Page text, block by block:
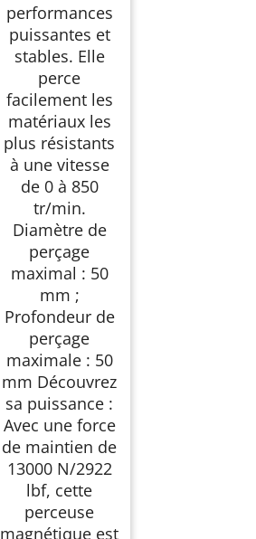
performances
puissantes et
stables. Elle
perce
facilement les
matériaux les
plus résistants
à une vitesse
de 0 à 850
tr/min.
Diamètre de
perçage
maximal : 50
mm ;
Profondeur de
perçage
maximale : 50
mm Découvrez
sa puissance :
Avec une force
de maintien de
13000 N/2922
lbf, cette
perceuse
magnétique est